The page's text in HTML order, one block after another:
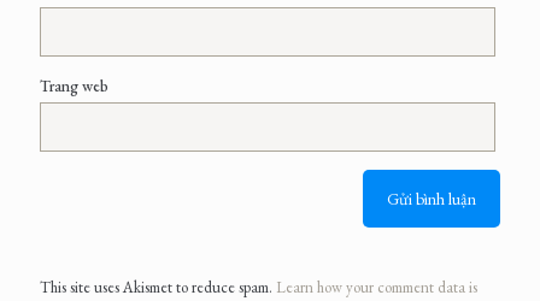
Trang web
This site uses Akismet to reduce spam. Learn how your comment data is